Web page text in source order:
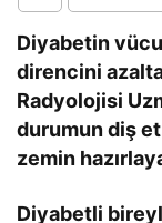
Diyabetin
direncini
Radyolojisi
durumun diş
zemin
Diyabetli